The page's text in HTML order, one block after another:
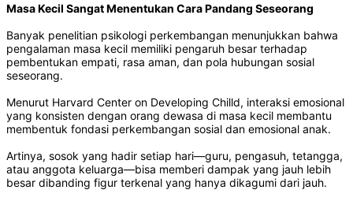
Masa Kecil Sangat Menentukan Cara Pandang Seseorang
Banyak penelitian psikologi perkembangan menunjukkan bahwa
pengalaman masa kecil memiliki pengaruh besar terhadap
pembentukan empati, rasa aman, dan pola hubungan sosial
seseorang.
Menurut Harvard Center on Developing Chilld, interaksi emosional
yang konsisten dengan orang dewasa di masa kecil membantu
membentuk fondasi perkembangan sosial dan emosional anak.
Artinya, sosok yang hadir setiap hari—guru, pengasuh, tetangga,
atau anggota keluarga—bisa memberi dampak yang jauh lebih
besar dibanding figur terkenal yang hanya dikagumi dari jauh.